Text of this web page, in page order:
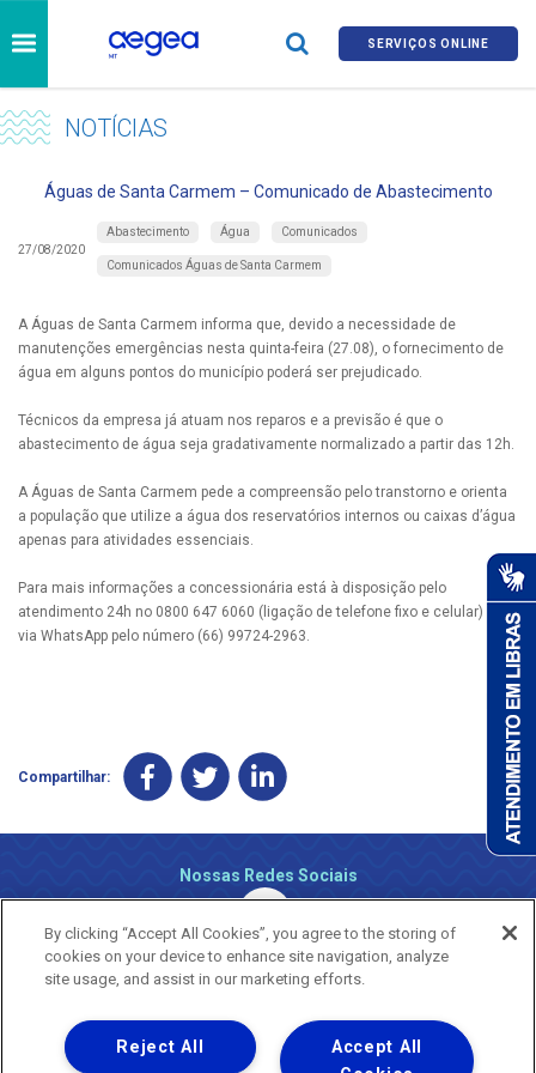
SERVIÇOS ONLINE
NOTÍCIAS
Águas de Santa Carmem – Comunicado de Abastecimento
27/08/2020
Abastecimento Água Comunicados
Comunicados Águas de Santa Carmem
A Águas de Santa Carmem informa que, devido a necessidade de
manutenções emergências nesta quinta-feira (27.08), o fornecimento de
água em alguns pontos do município poderá ser prejudicado.
Técnicos da empresa já atuam nos reparos e a previsão é que o
abastecimento de água seja gradativamente normalizado a partir das 12h.
A Águas de Santa Carmem pede a compreensão pelo transtorno e orienta
a população que utilize a água dos reservatórios internos ou caixas d’água
apenas para atividades essenciais.
Para mais informações a concessionária está à disposição pelo
atendimento 24h no 0800 647 6060 (ligação de telefone fixo e celular) ou
via WhatsApp pelo número (66) 99724-2963.
Compartilhar:
Nossas Redes Sociais
Uma empresa
Copyright ® 2026 - Todos os Direitos Reservados.
By clicking “Accept All Cookies”, you agree to the storing of
cookies on your device to enhance site navigation, analyze
site usage, and assist in our marketing efforts.
Accept All
Reject All